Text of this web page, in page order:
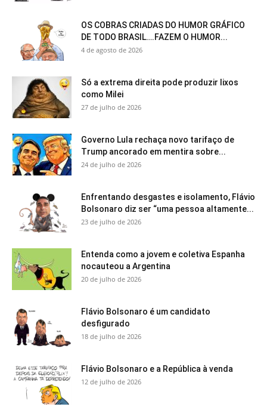
OS COBRAS CRIADAS DO HUMOR GRÁFICO
DE TODO BRASIL….FAZEM O HUMOR...
4 de agosto de 2026
Só a extrema direita pode produzir lixos
como Milei
27 de julho de 2026
Governo Lula rechaça novo tarifaço de
Trump ancorado em mentira sobre...
24 de julho de 2026
Enfrentando desgastes e isolamento, Flávio
Bolsonaro diz ser “uma pessoa altamente...
23 de julho de 2026
Entenda como a jovem e coletiva Espanha
nocauteou a Argentina
20 de julho de 2026
Flávio Bolsonaro é um candidato
desfigurado
18 de julho de 2026
Flávio Bolsonaro e a República à venda
12 de julho de 2026